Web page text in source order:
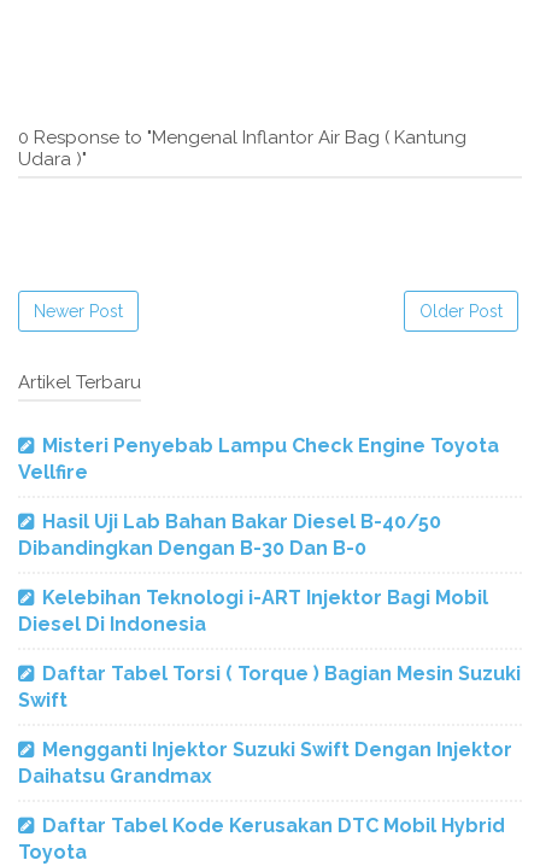
0 Response to "Mengenal Inflantor Air Bag ( Kantung
Udara )"
Newer Post Older Post
Artikel Terbaru
Misteri Penyebab Lampu Check Engine Toyota
Vellfire
Hasil Uji Lab Bahan Bakar Diesel B-40/50
Dibandingkan Dengan B-30 Dan B-0
Kelebihan Teknologi i-ART Injektor Bagi Mobil
Diesel Di Indonesia
Daftar Tabel Torsi ( Torque ) Bagian Mesin Suzuki
Swift
Mengganti Injektor Suzuki Swift Dengan Injektor
Daihatsu Grandmax
Daftar Tabel Kode Kerusakan DTC Mobil Hybrid
Toyota